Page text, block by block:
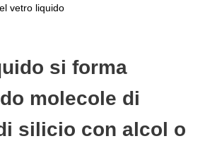
vetro liquido
si forma
molecole di
silicio con alcol o